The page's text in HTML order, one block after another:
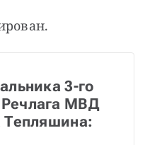
3-го
Речлага МВД
Тепляшина: